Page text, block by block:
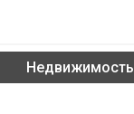
Недвижимость